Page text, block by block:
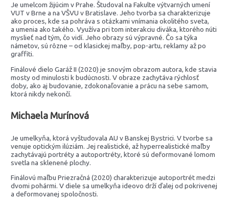
Je umelcom žijúcim v Prahe. Študoval na Fakulte výtvarných umení
VUT v Brne a na VŠVU v Bratislave. Jeho tvorba sa charakterizuje
ako proces, kde sa pohráva s otázkami vnímania okolitého sveta,
a umenia ako takého. Využíva pri tom interakciu diváka, ktorého núti
myslieť nad tým, čo vidí. Jeho obrazy sú výpravné. Čo sa týka
námetov, sú rôzne – od klasickej maľby, pop-artu, reklamy až po
graffiti.
Finálové dielo Garáž II (2020) je snovým obrazom autora, kde stavia
mosty od minulosti k budúcnosti. V obraze zachytáva rýchlosť
doby, ako aj budovanie, zdokonaľovanie a prácu na sebe samom,
ktorá nikdy nekončí.
Michaela Murínová
Je umelkyňa, ktorá vyštudovala AU v Banskej Bystrici. V tvorbe sa
venuje optickým ilúziám. Jej realistické, až hyperrealistické maľby
zachytávajú portréty a autoportréty, ktoré sú deformované lomom
svetla na sklenené plochy.
Finálovú maľbu Priezračná (2020) charakterizuje autoportrét medzi
dvomi pohármi. V diele sa umelkyňa ideovo drží ďalej od pokrivenej
a deformovanej spoločnosti.